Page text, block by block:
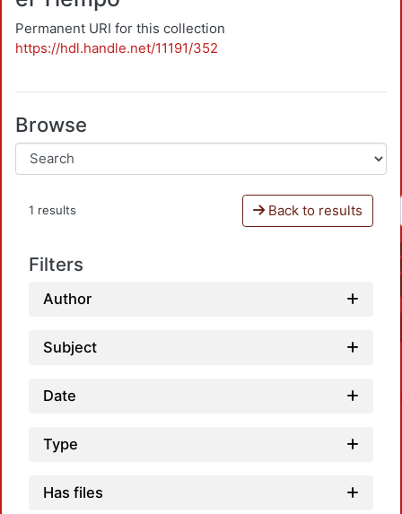
Permanent URI for this collection
https://hdl.handle.net/11191/352
Browse
1 results Back to results
Filters
Author
Subject
Date
Type
Has files